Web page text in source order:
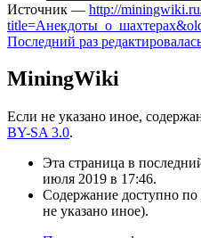
Источник — http://
Последний раз
MiningWiki
Если не указано иное,
BY-SA 3.0.
Эта страница в
июля 2019 в 17:46.
Содержание доступно по
не указано иное).